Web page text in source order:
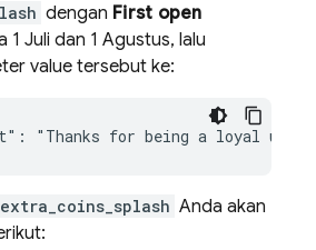
dengan First open
Juli dan 1 Agustus, lalu
value tersebut ke:
extra_coins_splash Anda akan